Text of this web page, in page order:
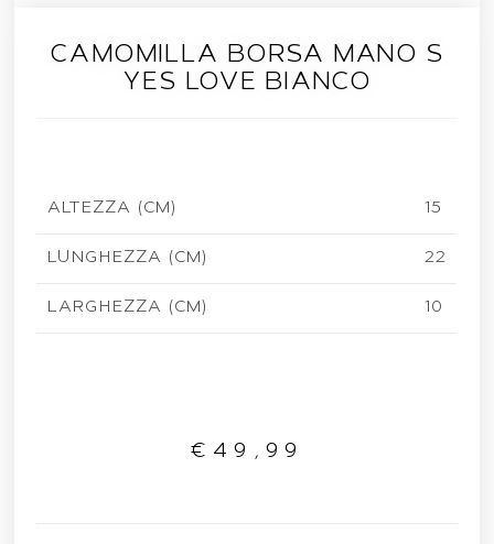
CAMOMILLA BORSA MANO S
YES LOVE BIANCO
ALTEZZA (CM) 15
LUNGHEZZA (CM) 22
LARGHEZZA (CM) 10
€ 49,99